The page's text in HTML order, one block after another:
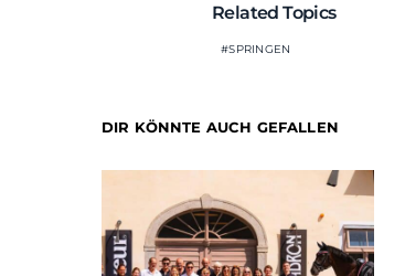
Related Topics
SPRINGEN
DIR KÖNNTE AUCH GEFALLEN